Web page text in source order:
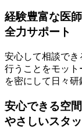
経験豊富な医
全力サポート
安心して相談で
行うことをモッ
を密にして日々研
安心できる空
やさしいスタ